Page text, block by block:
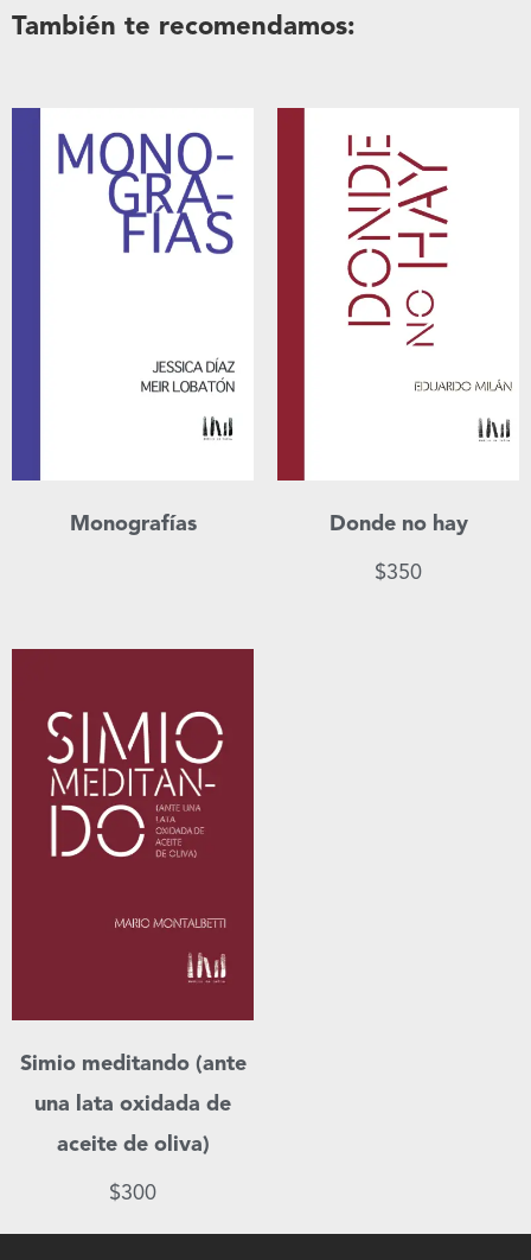
También te recomendamos:
Monografías Donde no hay
$350
Simio meditando (ante
una lata oxidada de
aceite de oliva)
$300